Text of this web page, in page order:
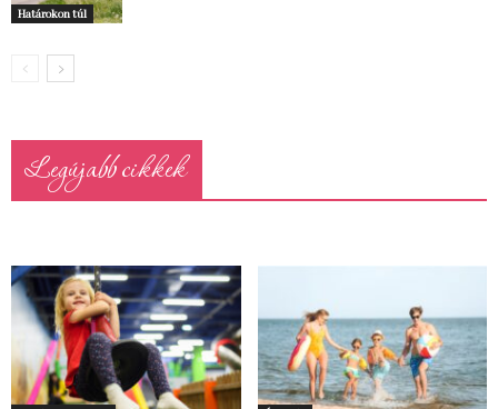
Határokon túl
Legújabb cikkek